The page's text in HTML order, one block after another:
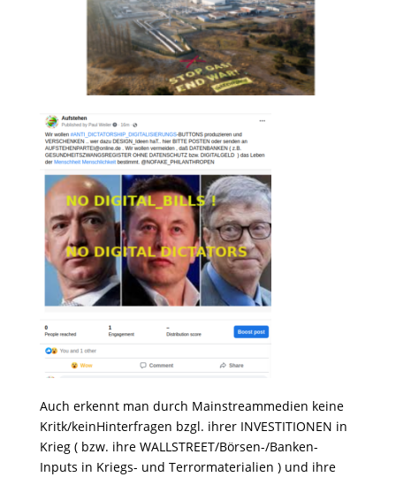
Auch erkennt man durch Mainstreammedien keine
Kritk/keinHinterfragen bzgl. ihrer INVESTITIONEN in
Krieg ( bzw. ihre WALLSTREET/Börsen-/Banken-
Inputs in Kriegs- und Terrormaterialien ) und ihre